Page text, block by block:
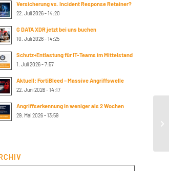
Versicherung vs. Incident Response Retainer?
22. Juli 2026 - 14:20
G DATA XDR jetzt bei uns buchen
10. Juli 2026 - 14:25
Schutz+Entlastung für IT-Teams im Mittelstand
1. Juli 2026 - 7:57
Aktuell: FortiBleed – Massive Angriffswelle
22. Juni 2026 - 14:17
Angriffserkennung in weniger als 2 Wochen
29. Mai 2026 - 13:59